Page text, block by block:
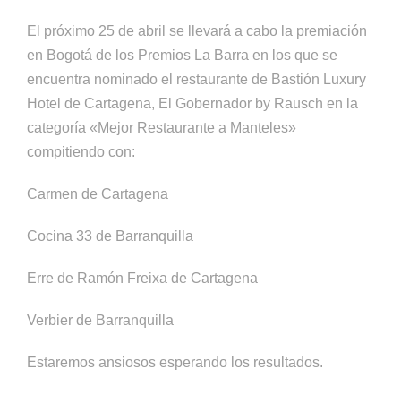
El próximo 25 de abril se llevará a cabo la premiación
en Bogotá de los Premios La Barra en los que se
encuentra nominado el restaurante de Bastión Luxury
Hotel de Cartagena, El Gobernador by Rausch en la
categoría «Mejor Restaurante a Manteles»
compitiendo con:
Carmen de Cartagena
Cocina 33 de Barranquilla
Erre de Ramón Freixa de Cartagena
Verbier de Barranquilla
Estaremos ansiosos esperando los resultados.